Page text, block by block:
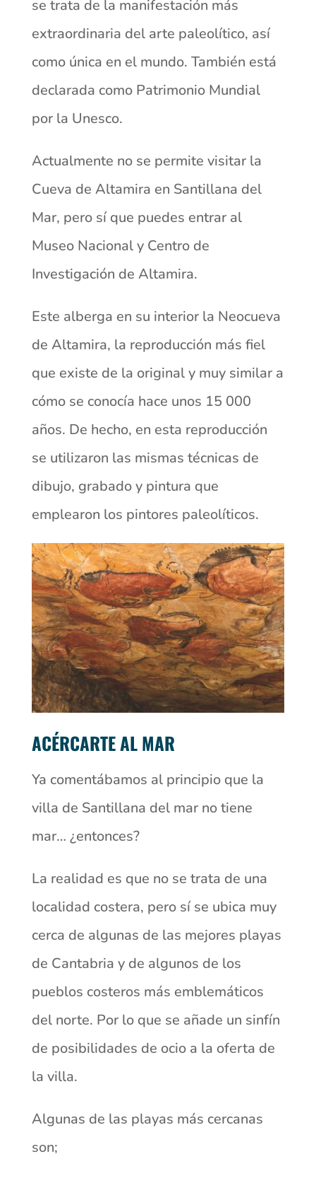
se trata de la manifestación más
extraordinaria del arte paleolítico, así
como única en el mundo. También está
declarada como Patrimonio Mundial
por la Unesco.
Actualmente no se permite visitar la
Cueva de Altamira en Santillana del
Mar, pero sí que puedes entrar al
Museo Nacional y Centro de
Investigación de Altamira.
Este alberga en su interior la Neocueva
de Altamira, la reproducción más fiel
que existe de la original y muy similar a
cómo se conocía hace unos 15 000
años. De hecho, en esta reproducción
se utilizaron las mismas técnicas de
dibujo, grabado y pintura que
emplearon los pintores paleolíticos.
ACÉRCARTE AL MAR
Ya comentábamos al principio que la
villa de Santillana del mar no tiene
mar… ¿entonces?
La realidad es que no se trata de una
localidad costera, pero sí se ubica muy
cerca de algunas de las mejores playas
de Cantabria y de algunos de los
pueblos costeros más emblemáticos
del norte. Por lo que se añade un sinfín
de posibilidades de ocio a la oferta de
la villa.
Algunas de las playas más cercanas
son;